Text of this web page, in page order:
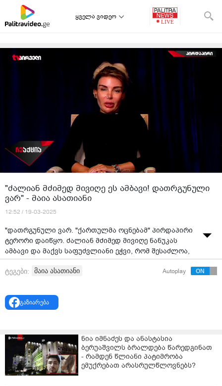
ყველა ვიდეო
"ძალიან მძიმედ მივიღე ეს ამბავი! დათრგუნული
ვარ" - მაია ასათიანი
12:52 / 19-03-2025
"დათრგუნული ვარ. "ქართულმა ოცნებამ" პირდაპირი
ტერორი დაიწყო. ძალიან მძიმედ მივიღე ნანუკას
ამბავი და მაქვს საფუძვლიანი ეჭვი, რომ შესაძლოა,
ჩხრეკის შემდეგ ნანუკა დააპატიმრონ და მეორე
ჟურნალისტი გახდეს, ვინც გისოსებს მიღმა
პირველის"ეთერში განაცხადა.
ტეგები: მაია ასათიანი Autoplay
გაზიარება
ნია იმნაძეს და ანასტასია
ბერუაშვილს ბრალდება წარედგინათ
- რამდენ წლიანი პატიმრობა
ემუქრებათ არასრულწლოვნებს?